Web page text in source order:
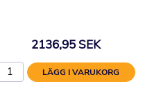
2136,95 SEK
LÄGG I VARUKORG